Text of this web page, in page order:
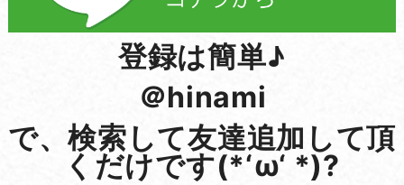
登録は簡単♪
＠hinami
で、検索して友達追加して頂
くだけです(*‘ω‘ *)?